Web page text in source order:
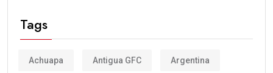
Tags
Achuapa Antigua GFC Argentina